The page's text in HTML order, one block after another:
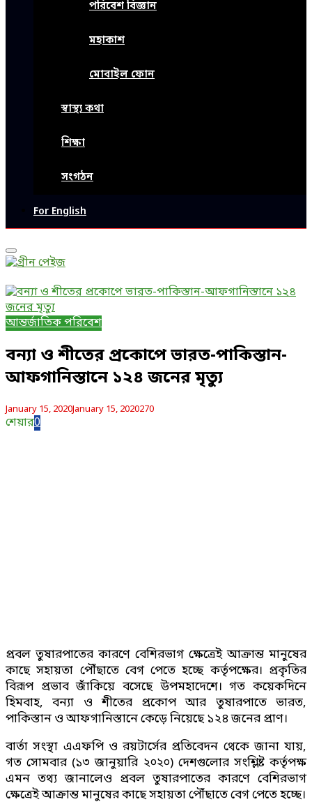
পরিবেশ বিজ্ঞান
মহাকাশ
মোবাইল ফোন
স্বাস্থ্য কথা
শিক্ষা
সংগঠন
For English
Primary
Menu
আন্তর্জাতিক পরিবেশ
বন্যা ও শীতের প্রকোপে ভারত-পাকিস্তান-
আফগানিস্তানে ১২৪ জনের মৃত্যু
January 15, 2020January 15, 2020270
শেয়ার0
প্রবল তুষারপাতের কারণে বেশিরভাগ ক্ষেত্রেই আক্রান্ত মানুষের
কাছে সহায়তা পৌঁছাতে বেগ পেতে হচ্ছে কর্তৃপক্ষের। প্রকৃতির
বিরূপ প্রভাব জাঁকিয়ে বসেছে উপমহাদেশে। গত কয়েকদিনে
হিমবাহ, বন্যা ও শীতের প্রকোপ আর তুষারপাতে ভারত,
পাকিস্তান ও আফগানিস্তানে কেড়ে নিয়েছে ১২৪ জনের প্রাণ।
বার্তা সংস্থা এএফপি ও রয়টার্সের প্রতিবেদন থেকে জানা যায়,
গত সোমবার (১৩ জানুয়ারি ২০২০) দেশগুলোর সংশ্লিষ্ট কর্তৃপক্ষ
এমন তথ্য জানালেও প্রবল তুষারপাতের কারণে বেশিরভাগ
ক্ষেত্রেই আক্রান্ত মানুষের কাছে সহায়তা পৌঁছাতে বেগ পেতে হচ্ছে।